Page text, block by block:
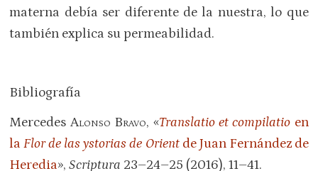
materna debía ser diferente de la nuestra, lo que
también explica su permeabilidad.
Bibliografía
Mercedes Alonso Bravo, «Translatio et compilatio en
laFlor de las ystorias de Orientde Juan Fernández de
Heredia»,Scriptura 23–24–25 (2016), 11–41.